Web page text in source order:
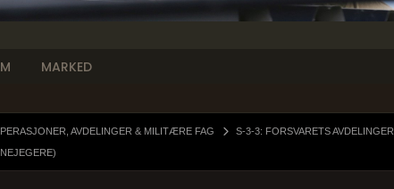
MARKED
AVDELINGER & MILITÆRE FAG S-3-3: FORSVARETS AVDELINGER